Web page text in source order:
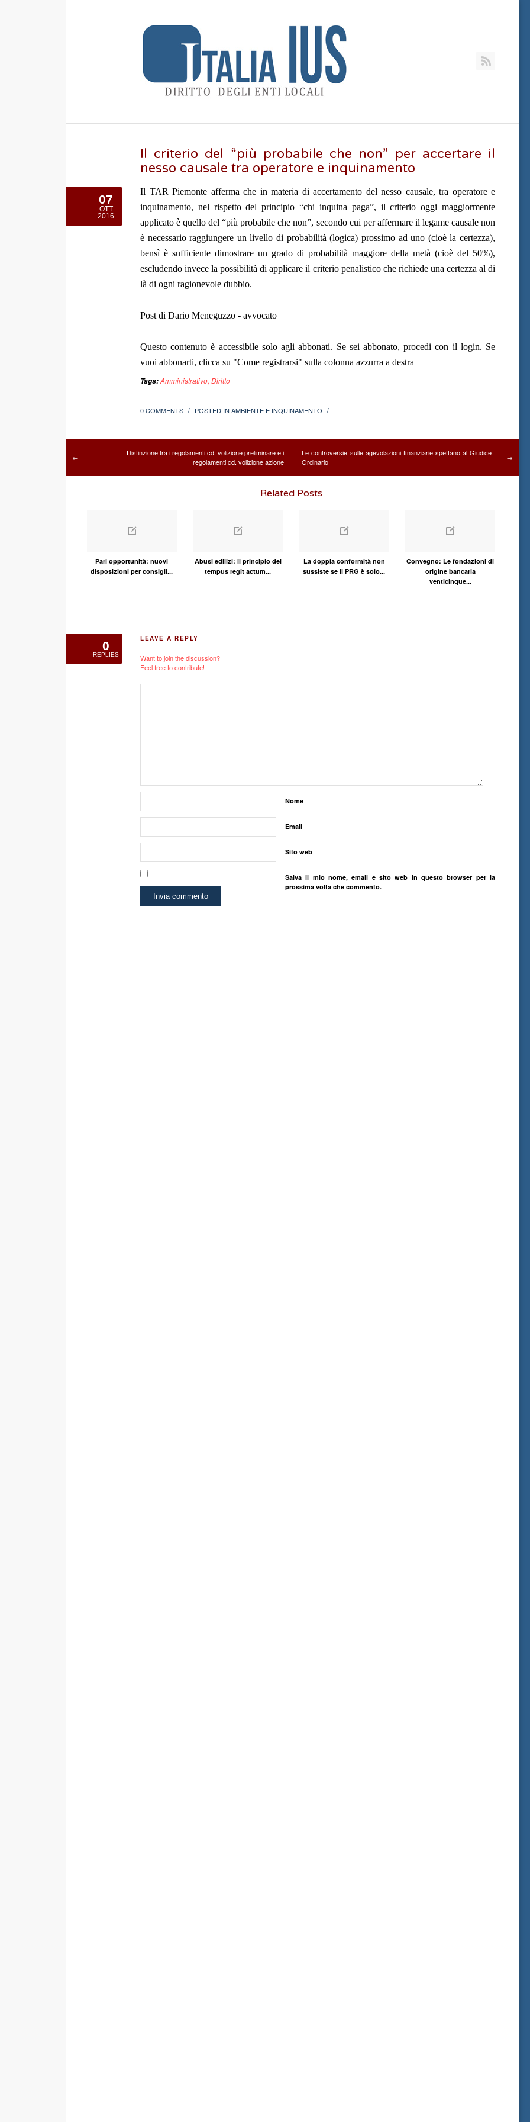
Il criterio del “più probabile che non” per accertare il
nesso causale tra operatore e inquinamento
07
OTT
2016
Il TAR Piemonte afferma che in materia di accertamento del nesso causale, tra operatore e
inquinamento, nel rispetto del principio “chi inquina paga”, il criterio oggi maggiormente
applicato è quello del “più probabile che non”, secondo cui per affermare il legame causale non
è necessario raggiungere un livello di probabilità (logica) prossimo ad uno (cioè la certezza),
bensì è sufficiente dimostrare un grado di probabilità maggiore della metà (cioè del 50%),
escludendo invece la possibilità di applicare il criterio penalistico che richiede una certezza al di
là di ogni ragionevole dubbio.
Post di Dario Meneguzzo - avvocato
Questo contenuto è accessibile solo agli abbonati. Se sei abbonato, procedi con il login. Se
vuoi abbonarti, clicca su "Come registrarsi" sulla colonna azzurra a destra
Tags:Amministrativo, Diritto
0 COMMENTS / POSTED IN AMBIENTE E INQUINAMENTO /
←
Distinzione tra i regolamenti cd. volizione preliminare e i
regolamenti cd. volizione azione
Le controversie sulle agevolazioni finanziarie spettano al Giudice
Ordinario
→
Related Posts
Pari opportunità: nuovi
disposizioni per consigli...
Abusi edilizi: il principio del
tempus regit actum...
La doppia conformità non
sussiste se il PRG è solo...
Convegno: Le fondazioni di
origine bancaria
venticinque...
0
REPLIES
LEAVE A REPLY
Want to join the discussion?
Feel free to contribute!
Nome
Email
Sito web
Salva il mio nome, email e sito web in questo browser per la
prossima volta che commento.